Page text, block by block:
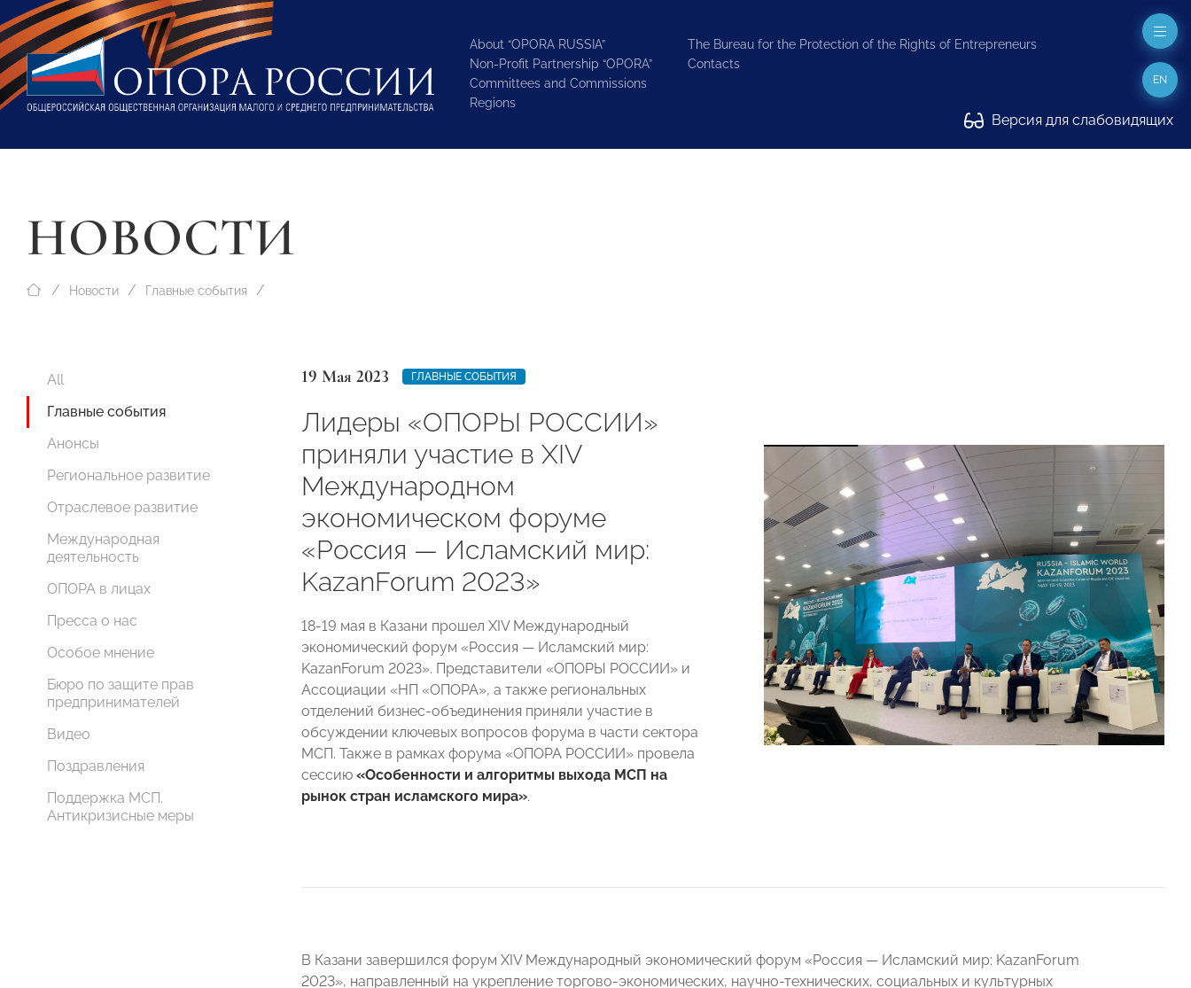
About “OPORA RUSSIA”
Non-Profit Partnership “OPORA”
Committees and Commissions
Regions
The Bureau for the Protection of the Rights of Entrepreneurs
Contacts
Версия для слабовидящих
EN
НОВОСТИ
Новости Главные события
All
Главные события
Анонсы
Региональное развитие
Отраслевое развитие
Международная
деятельность
ОПОРА в лицах
Пресса о нас
Особое мнение
Бюро по защите прав
предпринимателей
Видео
Поздравления
Поддержка МСП.
Антикризисные меры
19 Мая 2023 ГЛАВНЫЕ СОБЫТИЯ
Лидеры «ОПОРЫ РОССИИ»
приняли участие в ХIV
Международном
экономическом форуме
«Россия — Исламский мир:
KazanForum 2023»
18-19 мая в Казани прошел XIV Международный
экономический форум «Россия — Исламский мир:
KazanForum 2023». Представители «ОПОРЫ РОССИИ» и
Ассоциации «НП «ОПОРА», а также региональных
отделений бизнес-объединения приняли участие в
обсуждении ключевых вопросов форума в части сектора
МСП. Также в рамках форума «ОПОРА РОССИИ» провела
сессию «Особенности и алгоритмы выхода МСП на
рынок стран исламского мира».
В Казани завершился форум XIV Международный экономический форум «Россия — Исламский мир: KazanForum
2023», направленный на укрепление торгово-экономических, научно-технических, социальных и культурных